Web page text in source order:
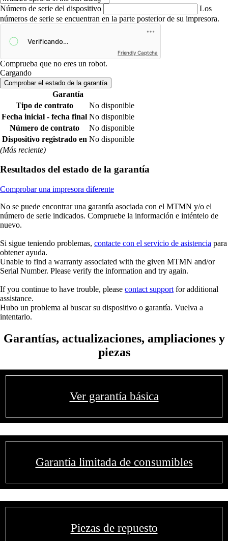
Número de serie del dispositivo
Los
números de serie se encuentran en la parte posterior de su impresora.
Friendly Captcha
Comprueba que no eres un robot.
Cargando
Comprobar el estado de la garantía
Garantía
Tipo de contrato
No disponible
Fecha inicial - fecha final No disponible
Número de contrato
No disponible
Dispositivo registrado en No disponible
(Más reciente)
Resultados del estado de la garantía
Comprobar una impresora diferente
No se puede encontrar una garantía asociada con el MTMN y/o el
número de serie indicados. Compruebe la información e inténtelo de
nuevo.
Si sigue teniendo problemas, contacte con el servicio de asistencia para
obtener ayuda.
Unable to find a warranty associated with the given MTMN and/or
Serial Number. Please verify the information and try again.
If you continue to have trouble, please contact support for additional
assistance.
Hubo un problema al buscar su dispositivo o garantía. Vuelva a
intentarlo.
Garantías, actualizaciones, ampliaciones y
piezas
Ver garantía básica
Garantía limitada de consumibles
Piezas de repuesto